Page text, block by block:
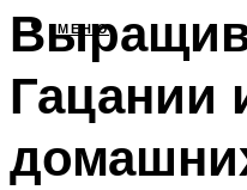
МЕНЮ
Гацании